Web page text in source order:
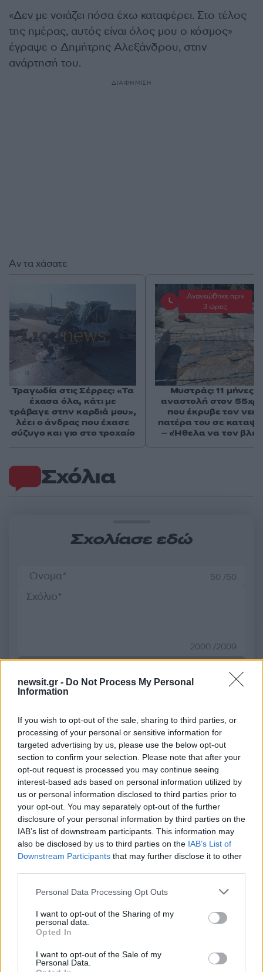
newsit.gr - Do Not Process My Personal
Information
If you wish to opt-out of the sale, sharing to third parties, or
processing of your personal or sensitive information for
targeted advertising by us, please use the below opt-out
section to confirm your selection. Please note that after your
opt-out request is processed you may continue seeing
interest-based ads based on personal information utilized by
us or personal information disclosed to third parties prior to
your opt-out. You may separately opt-out of the further
disclosure of your personal information by third parties on the
IAB’s list of downstream participants. This information may
also be disclosed by us to third parties on the IAB’s List of
Downstream Participants that may further disclose it to other
Please note that this website/app uses one or more Google
not limited to your visit or usage behaviour. You may click to
grant or deny consent to Google and its third-party tags to
use your data for below specified purposes in below Google
consent section.
Personal Data Processing Opt Outs
I want to opt-out of the Sharing of my
personal data.
Opted In
I want to opt-out of the Sale of my
Personal Data.
«Δεν με νοιάζει πόσα έχω καταφέρει. Στο τέλος
της ημέρας, αυτός είναι όλος μου ο κόσμος»
έγραψε ο Δημήτρης Αλεξάνδρου, στην
ανάρτησή του.
ΔΙΑΦΗΜΙΣΗ
Σχόλια
Σχολίασε εδώ
50 /50
2000 /2000
Όροι Χρήσης. Το site προστατεύεται από reCAPTCHA, ισχύουν
Lifestyle
ΔΗΜΗΤΡΗΣ ΑΛΕΞΑΝΔΡΟΥ
Share:
Ακολουθήστε το Νewsit.gr στοGoogle Newsκαι
ενημερωθείτε πρώτοι για όλη την ειδησεογραφία και τα
τελευταία νέα
της ημέρας
Αν τα χάσατε
Τραγωδία στις Σέρρες: «Τα
έχασα όλα, κάτι με
τράβαγε στην καρδιά μου»,
λέει ο άνδρας που έχασε
σύζυγο και γιο στο τροχαίο
Ανανεώθηκε πριν
3 ώρες
Μυστράς: 11 μήνες
αναστολή στον
που έκρυβε τον
πατέρα του σε
– «Ήθελα να τον
Πιο δημοφιλή
Η Ελένη Φωτοπούλου ευχήθηκε για τη
γιορτή του Άκη Παυλόπουλου: «Δεκαπέντε
χρόνια μου διδάσκει υπομονή και αγάπη»
Αριστοτέλης Δαμίγος: Στο Αποτεφρωτήριο
Ριτσώνας το «ύστατο χαίρε» στον Έλληνα